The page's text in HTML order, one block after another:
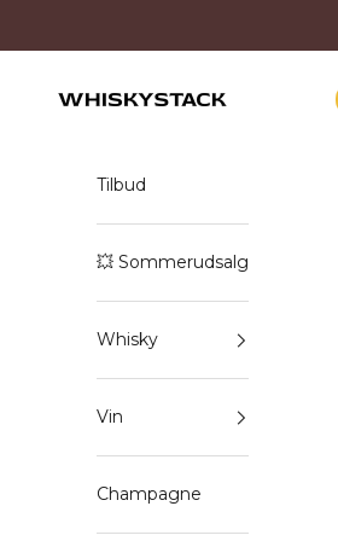
WHISKYSTACK
Tilbud
💥 Sommerudsalg
Whisky
Vin
Champagne